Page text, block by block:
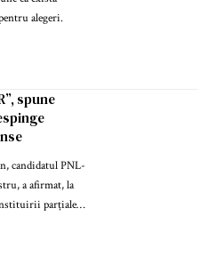
alegeri.
spune
candidatul PNL-
a afirmat, la
parțiale…